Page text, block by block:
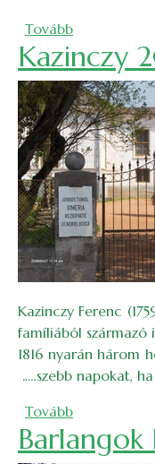
Tovább(Erdély
Kazinczy
Kazinczy Ferenc
famíliából származó
1816 nyarán
„…szebb napokat,
Tovább(Kazinczy
Barlangok